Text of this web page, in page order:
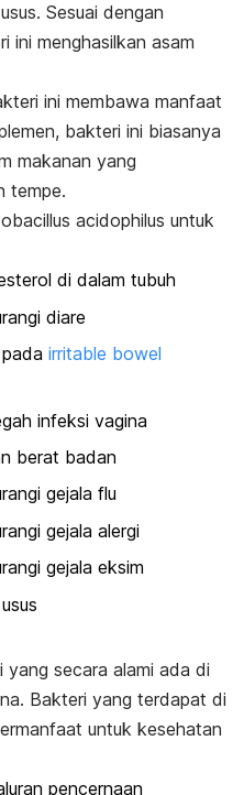
Sesuai dengan
ini menghasilkan asam
ini membawa manfaat
bakteri ini biasanya
makanan yang
tempe.
acidophilus untuk
di dalam tubuh
diare
irritable bowel
infeksi vagina
berat badan
gejala flu
gejala alergi
gejala eksim
secara alami ada di
Bakteri yang terdapat di
untuk kesehatan
pencernaan